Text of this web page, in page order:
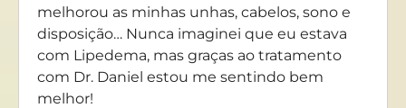
melhorou as minhas unhas, cabelos, sono e
disposição… Nunca imaginei que eu estava
com Lipedema, mas graças ao tratamento
com Dr. Daniel estou me sentindo bem
melhor!